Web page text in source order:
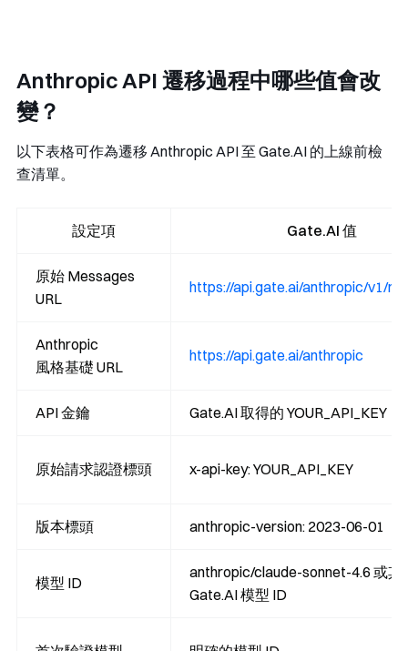
Anthropic API 遷移過程中哪些值會改
變？
以下表格可作為遷移 Anthropic API 至 Gate.AI 的上線前檢
查清單。
設定項 Gate.AI 值
原始 Messages
URL
https://api.gate.ai/anthropic/v1/
Anthropic
風格基礎 URL
https://api.gate.ai/anthropic
API 金鑰 Gate.AI 取得的 YOUR_API_KEY
原始請求認證標頭 x-api-key: YOUR_API_KEY
版本標頭 anthropic-version: 2023-06-01
模型 ID
anthropic/claude-sonnet-4.6 或其
Gate.AI 模型 ID